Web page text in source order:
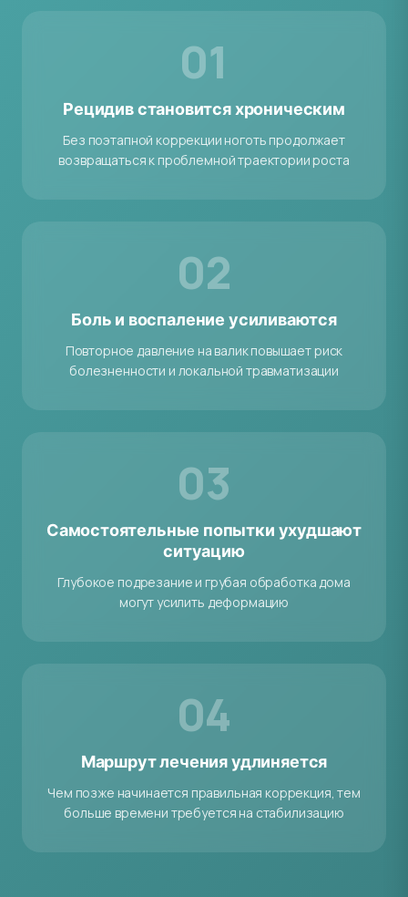
01
Рецидив становится хроническим
Без поэтапной коррекции ноготь продолжает
возвращаться к проблемной траектории роста
02
Боль и воспаление усиливаются
Повторное давление на валик повышает риск
болезненности и локальной травматизации
03
Самостоятельные попытки ухудшают
ситуацию
Глубокое подрезание и грубая обработка дома
могут усилить деформацию
04
Маршрут лечения удлиняется
Чем позже начинается правильная коррекция, тем
больше времени требуется на стабилизацию